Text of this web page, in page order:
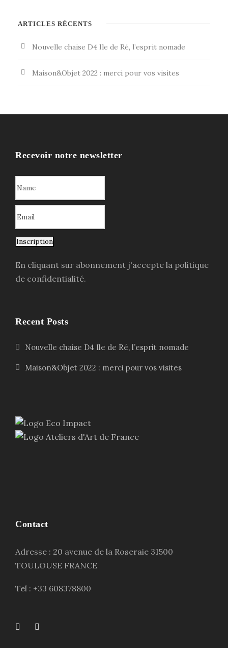
ARTICLES RÉCENTS
Nouvelle chaise D4 Ile de Ré, l’esprit nomade
Maison&Objet 2022 : merci pour vos visites
Recevoir notre newsletter
Inscription
En cliquant sur abonnement j'accepte la politique
de confidentialité.
Recent Posts
Nouvelle chaise D4 Ile de Ré, l’esprit nomade
Maison&Objet 2022 : merci pour vos visites
Contact
Adresse : 20 avenue de la Roseraie 31500
TOULOUSE FRANCE
Tel : +33 608378800